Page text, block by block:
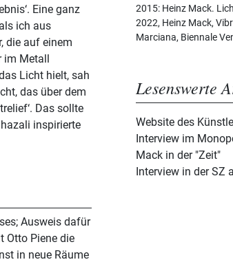
Eine ganz
ich aus
die auf einem
im Metall
Licht hielt, sah
das über dem
Das sollte
inspirierte
Ausweis dafür
Otto Piene die
in neue Räume
2015: Heinz Mack.
2022, Heinz Mack,
Marciana, Biennale
Lesenswerte
Website des
Interview im
Mack in der "Zeit"
Interview in der SZ